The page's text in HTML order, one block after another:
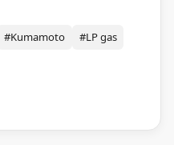
#Kumamoto
#LP gas